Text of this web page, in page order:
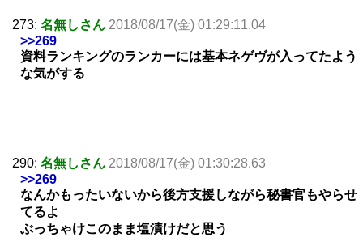
273: 名無しさん 2018/08/17(金) 01:29:11.04
>>269
資料ランキングのランカーには基本ネゲヴが入ってたよう
な気がする
290: 名無しさん 2018/08/17(金) 01:30:28.63
>>269
なんかもったいないから後方支援しながら秘書官もやらせ
てるよ
ぶっちゃけこのまま塩漬けだと思う